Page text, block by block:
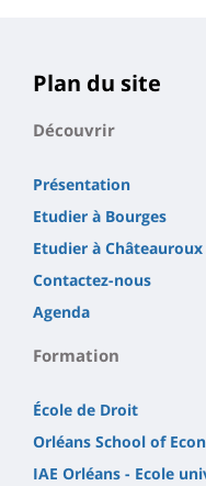
Plan du site
Découvrir
Présentation
Etudier à Bourges
Etudier à Châteauroux
Contactez-nous
Agenda
Formation
École de Droit
Orléans School of
IAE Orléans - Ecole